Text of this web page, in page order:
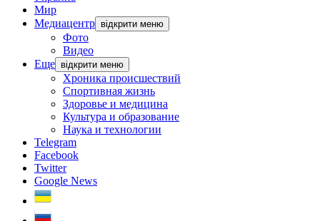
Мир
Медиацентр відкрити меню
Фото
Видео
Еще відкрити меню
Хроника происшествий
Спортивная жизнь
Здоровье и медицина
Культура и образование
Наука и технологии
Telegram
Facebook
Twitter
Google News